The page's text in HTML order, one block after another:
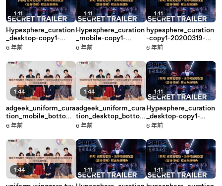
1:11
Hypesphere_curation
_desktop-copy1-
20200319-19:31
6 年前
1:44
adgeek_uniform_cura
tion_mobile_bottom-
copy1-20200319-
6 年前
1:44
1:11
Hypesphere_curation
_mobile-copy1-
20200319-19:31
6 年前
1:44
adgeek_uniform_cura
tion_desktop_botto
m-copy1-20200319-
6 年前
1:11
1:11
hypesphere_curation
-copy1-20200319-
19:31
6 年前
1:11
Hypesphere_curation
_desktop-copy1-
20200319-19:20
6 年前
1:11